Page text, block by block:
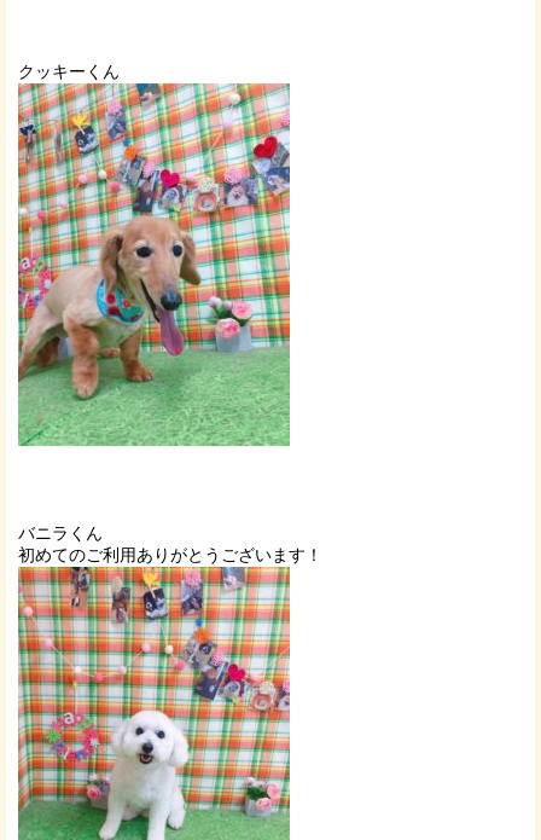
クッキーくん
バニラくん
初めてのご利用ありがとうございます！